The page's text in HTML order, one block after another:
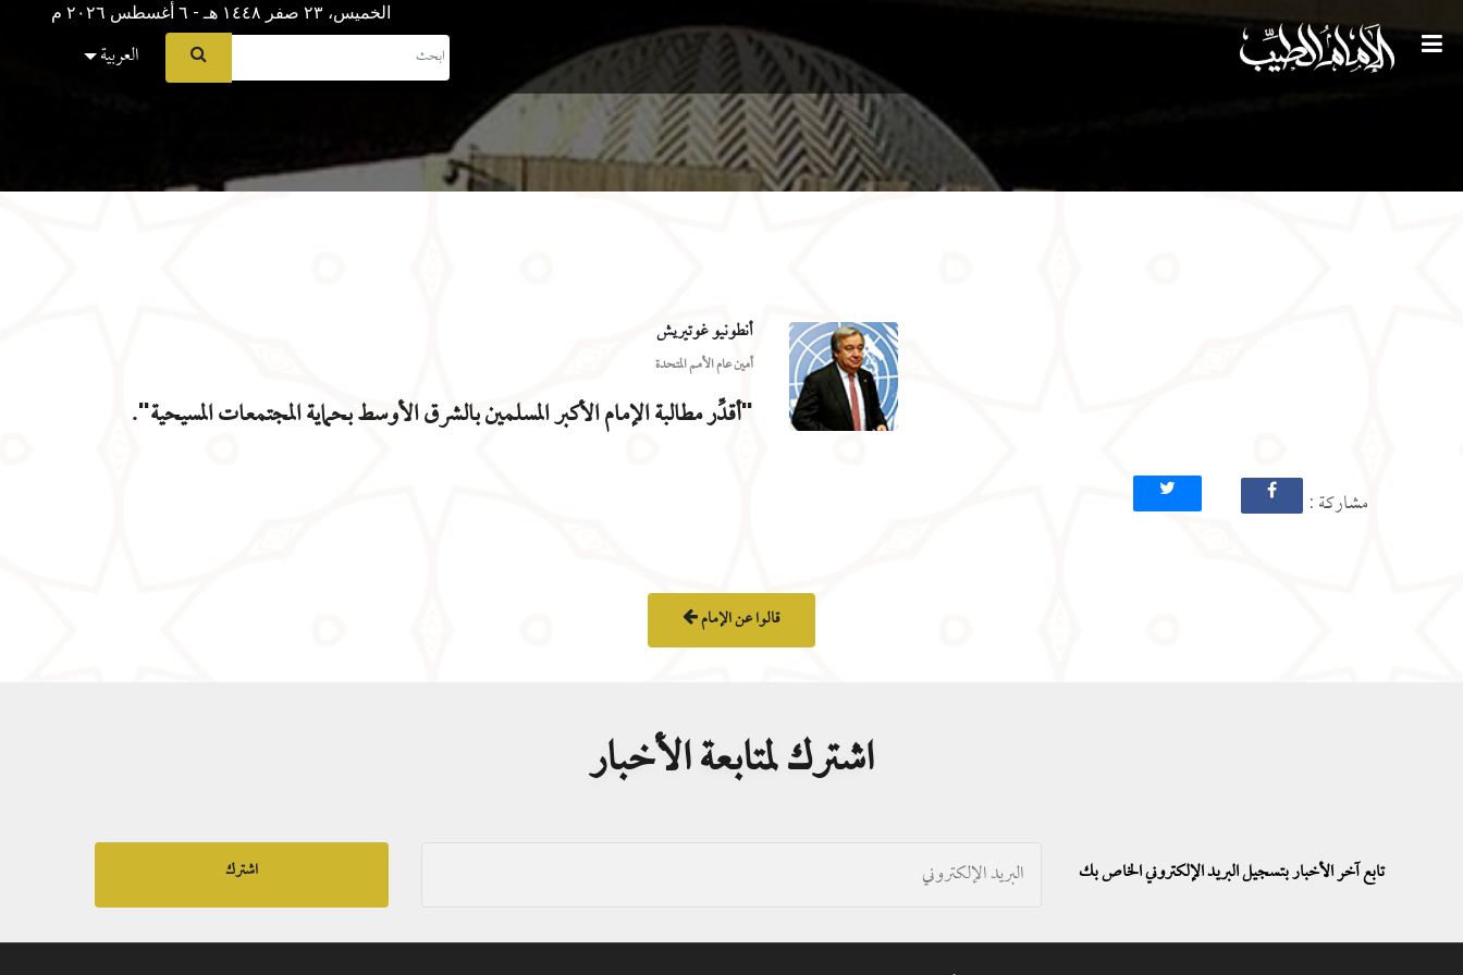
الخميس، ٢٣ صفر ١٤٤٨ هـ - ٦ أغسطس ۲۰۲٦ م
العربية
أنطونيو غوتيريش
أمين عام الأمم المتحدة
"أقدِّر مطالبة الإمام الأكبر المسلمين بالشرق الأوسط بحماية المجتمعات المسيحية".
: مشاركة
قالوا عن الإمام
اشترك لمتابعة الأخبار
تابع آخر الأخبار بتسجيل البريد الإلكتروني الخاص بك اشترك